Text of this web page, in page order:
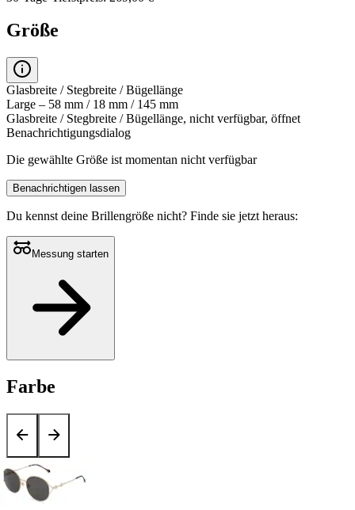
Größe
Glasbreite / Stegbreite / Bügellänge
Large – 58 mm / 18 mm / 145 mm
Glasbreite / Stegbreite / Bügellänge, nicht verfügbar, öffnet
Benachrichtigungsdialog
Die gewählte Größe ist momentan nicht verfügbar
Benachrichtigen lassen
Du kennst deine Brillengröße nicht? Finde sie jetzt heraus:
Messung starten
Farbe